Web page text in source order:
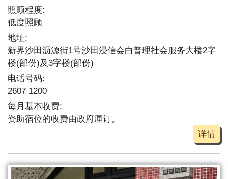
照顾程度:
低度照顾
地址:
新界沙田沥源街1号沙田浸信会白普理社会服务大楼2字
楼(部份)及3字楼(部份)
电话号码:
2607 1200
每月基本收费:
资助宿位的收费由政府厘订。
详情